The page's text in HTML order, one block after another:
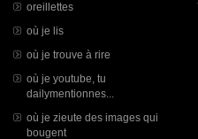
oreillettes
où je lis
où je trouve à rire
où je youtube, tu
dailymentionnes...
où je zieute des images qui
bougent